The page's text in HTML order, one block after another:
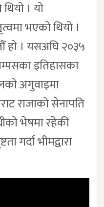
। यो
भएको थियो ।
। यसअघि २०३५
इतिहासका
अगुवाइमा
राजाको सेनापति
भेषमा रहेकी
गर्दा भीमद्वारा